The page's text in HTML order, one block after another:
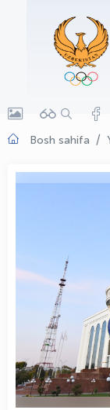
Bosh sahifa
Onlayn ·